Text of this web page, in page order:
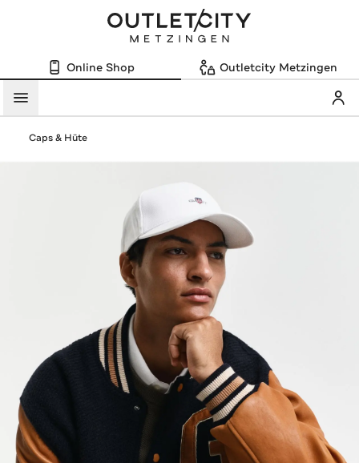
Online Shop Outletcity Metzingen
Menü
Caps & Hüte